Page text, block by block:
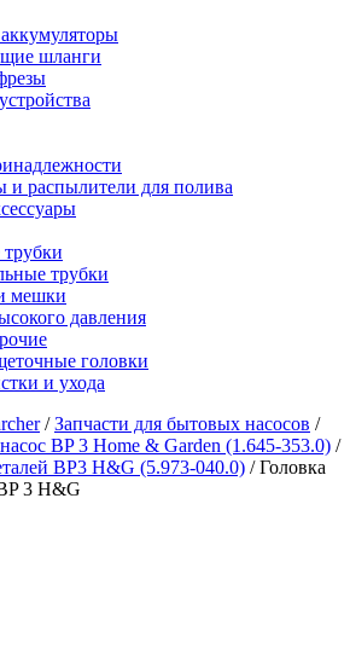
шланги
и распылители для полива
трубки
мешки
давления
головки
и ухода
/Запчасти для бытовых насосов /
BP 3 Home & Garden (1.645-353.0) /
BP3 H&G (5.973-040.0) /Головка
3 H&G